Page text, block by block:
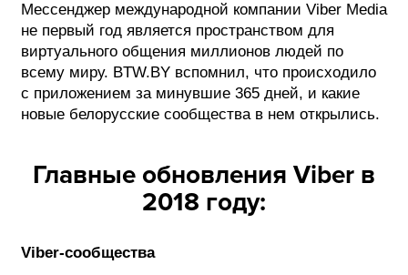
Мессенджер международной компании Viber Media
не первый год является пространством для
виртуального общения миллионов людей по
всему миру. BTW.BY вспомнил, что происходило
с приложением за минувшие 365 дней, и какие
новые белорусские сообщества в нем открылись.
Главные обновления Viber в
2018 году:
Viber-сообщества
БИЗНЕС И
ТЕХНОЛОГИИ
ФЕСТИВАЛИ
ФОТОГРАФИЯ
ТИПОГРАФИКА